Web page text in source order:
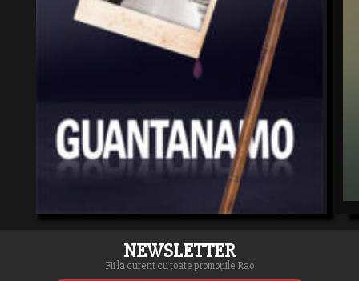
NEWSLETTER
Fii la curent cu toate promoțiile Rao